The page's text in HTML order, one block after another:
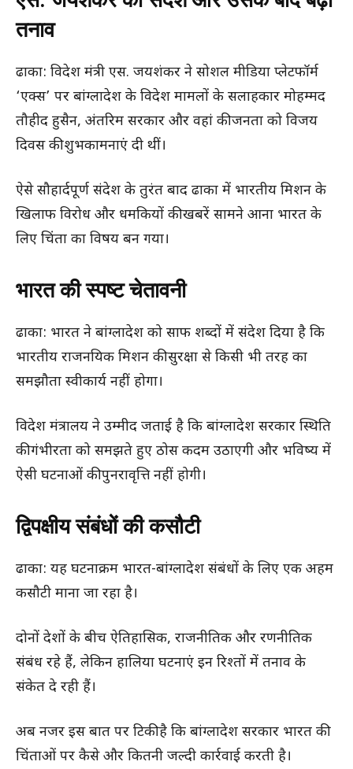
तनाव
ढाका: विदेश मंत्री एस. जयशंकर ने सोशल मीडिया प्लेटफॉर्म
‘एक्स’ पर बांग्लादेश के विदेश मामलों के सलाहकार मोहम्मद
तौहीद हुसैन, अंतरिम सरकार और वहां की जनता को विजय
दिवस की शुभकामनाएं दी थीं।
ऐसे सौहार्दपूर्ण संदेश के तुरंत बाद ढाका में भारतीय मिशन के
खिलाफ विरोध और धमकियों की खबरें सामने आना भारत के
लिए चिंता का विषय बन गया।
भारत की स्पष्ट चेतावनी
ढाका: भारत ने बांग्लादेश को साफ शब्दों में संदेश दिया है कि
भारतीय राजनयिक मिशन की सुरक्षा से किसी भी तरह का
समझौता स्वीकार्य नहीं होगा।
विदेश मंत्रालय ने उम्मीद जताई है कि बांग्लादेश सरकार स्थिति
की गंभीरता को समझते हुए ठोस कदम उठाएगी और भविष्य में
ऐसी घटनाओं की पुनरावृत्ति नहीं होगी।
द्विपक्षीय संबंधों की कसौटी
ढाका: यह घटनाक्रम भारत-बांग्लादेश संबंधों के लिए एक अहम
कसौटी माना जा रहा है।
दोनों देशों के बीच ऐतिहासिक, राजनीतिक और रणनीतिक
संबंध रहे हैं, लेकिन हालिया घटनाएं इन रिश्तों में तनाव के
संकेत दे रही हैं।
अब नजर इस बात पर टिकी है कि बांग्लादेश सरकार भारत की
चिंताओं पर कैसे और कितनी जल्दी कार्रवाई करती है।